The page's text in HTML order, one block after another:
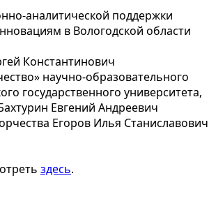
аналитической поддержки
в Вологодской области
Константинович
научно-образовательного
государственного университета,
Евгений Андреевич
Егоров Илья Станиславович
здесь.